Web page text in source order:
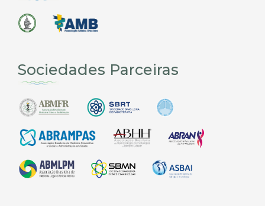
Sociedades Parceiras